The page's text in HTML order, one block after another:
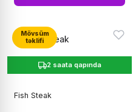
Mövsüm
təklifi
2 saata qapında
Fish Steak